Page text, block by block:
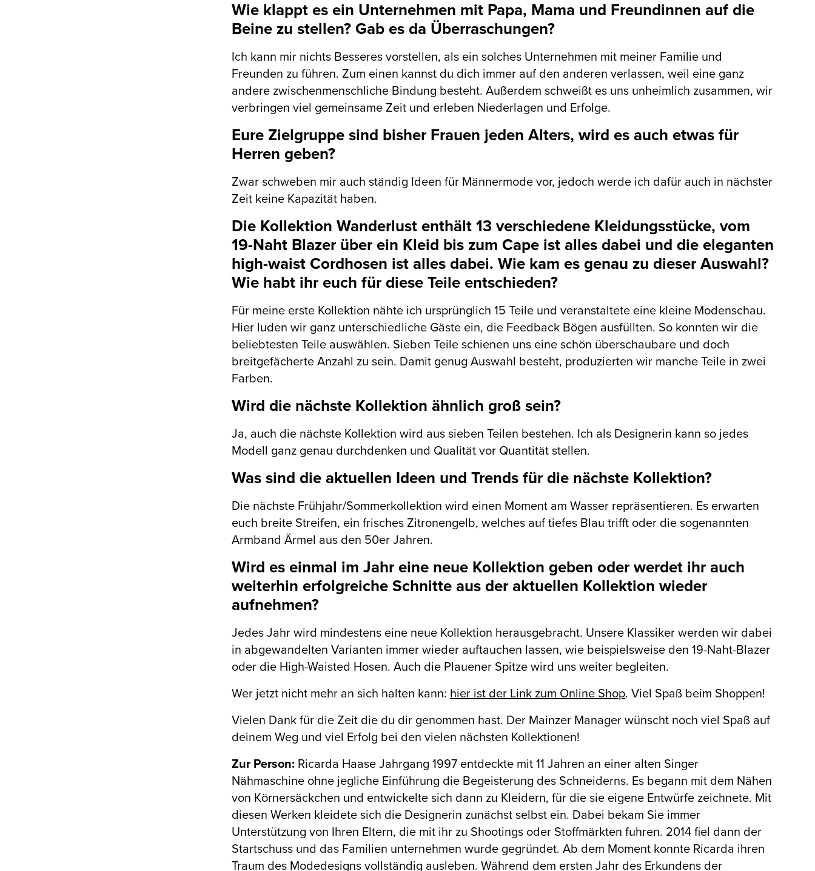
Wie klappt es ein Unternehmen mit Papa, Mama und Freundinnen auf die
Beine zu stellen? Gab es da Überraschungen?
Ich kann mir nichts Besseres vorstellen, als ein solches Unternehmen mit meiner Familie und
Freunden zu führen. Zum einen kannst du dich immer auf den anderen verlassen, weil eine ganz
andere zwischenmenschliche Bindung besteht. Außerdem schweißt es uns unheimlich zusammen, wir
verbringen viel gemeinsame Zeit und erleben Niederlagen und Erfolge.
Eure Zielgruppe sind bisher Frauen jeden Alters, wird es auch etwas für
Herren geben?
Zwar schweben mir auch ständig Ideen für Männermode vor, jedoch werde ich dafür auch in nächster
Zeit keine Kapazität haben.
Die Kollektion Wanderlust enthält 13 verschiedene Kleidungsstücke, vom
19-Naht Blazer über ein Kleid bis zum Cape ist alles dabei und die eleganten
high-waist Cordhosen ist alles dabei. Wie kam es genau zu dieser Auswahl?
Wie habt ihr euch für diese Teile entschieden?
Für meine erste Kollektion nähte ich ursprünglich 15 Teile und veranstaltete eine kleine Modenschau.
Hier luden wir ganz unterschiedliche Gäste ein, die Feedback Bögen ausfüllten. So konnten wir die
beliebtesten Teile auswählen. Sieben Teile schienen uns eine schön überschaubare und doch
breitgefächerte Anzahl zu sein. Damit genug Auswahl besteht, produzierten wir manche Teile in zwei
Farben.
Wird die nächste Kollektion ähnlich groß sein?
Ja, auch die nächste Kollektion wird aus sieben Teilen bestehen. Ich als Designerin kann so jedes
Modell ganz genau durchdenken und Qualität vor Quantität stellen.
Was sind die aktuellen Ideen und Trends für die nächste Kollektion?
Die nächste Frühjahr/Sommerkollektion wird einen Moment am Wasser repräsentieren. Es erwarten
euch breite Streifen, ein frisches Zitronengelb, welches auf tiefes Blau trifft oder die sogenannten
Armband Ärmel aus den 50er Jahren.
Wird es einmal im Jahr eine neue Kollektion geben oder werdet ihr auch
weiterhin erfolgreiche Schnitte aus der aktuellen Kollektion wieder
aufnehmen?
Jedes Jahr wird mindestens eine neue Kollektion herausgebracht. Unsere Klassiker werden wir dabei
in abgewandelten Varianten immer wieder auftauchen lassen, wie beispielsweise den 19-Naht-Blazer
oder die High-Waisted Hosen. Auch die Plauener Spitze wird uns weiter begleiten.
Wer jetzt nicht mehr an sich halten kann: hier ist der Link zum Online Shop. Viel Spaß beim Shoppen!
Vielen Dank für die Zeit die du dir genommen hast. Der Mainzer Manager wünscht noch viel Spaß auf
deinem Weg und viel Erfolg bei den vielen nächsten Kollektionen!
Zur Person: Ricarda Haase Jahrgang 1997 entdeckte mit 11 Jahren an einer alten Singer
Nähmaschine ohne jegliche Einführung die Begeisterung des Schneiderns. Es begann mit dem Nähen
von Körnersäckchen und entwickelte sich dann zu Kleidern, für die sie eigene Entwürfe zeichnete. Mit
diesen Werken kleidete sich die Designerin zunächst selbst ein. Dabei bekam Sie immer
Unterstützung von Ihren Eltern, die mit ihr zu Shootings oder Stoffmärkten fuhren. 2014 fiel dann der
Startschuss und das Familien unternehmen wurde gegründet. Ab dem Moment konnte Ricarda ihren
Traum des Modedesigns vollständig ausleben. Während dem ersten Jahr des Erkundens der